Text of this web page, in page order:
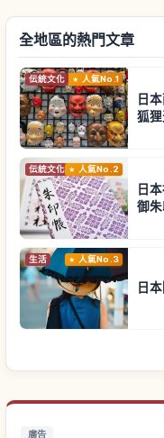
全地區的熱門文章
伝統文化 人氣No.1
日
狐
伝統文化 人氣No.2
日
御
生活 人氣No.3
日
廣告